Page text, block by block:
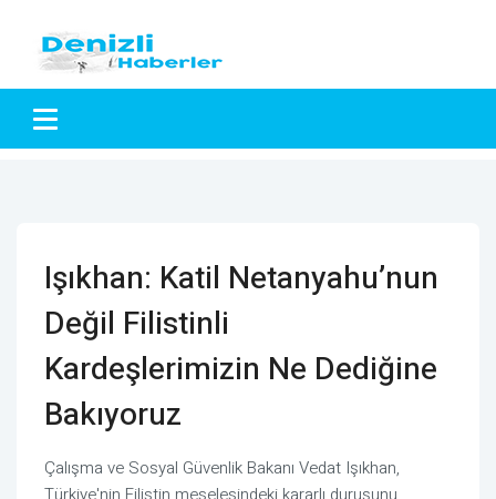
Işıkhan: Katil Netanyahu’nun
Değil Filistinli
Kardeşlerimizin Ne Dediğine
Bakıyoruz
Çalışma ve Sosyal Güvenlik Bakanı Vedat Işıkhan,